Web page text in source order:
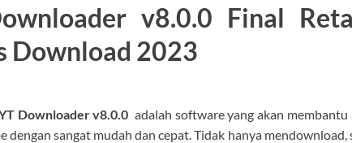
v8.0.0 Final
Download 2023
Downloader v8.0.0 adalah software yang akan
dengan sangat mudah dan cepat. Tidak hanya